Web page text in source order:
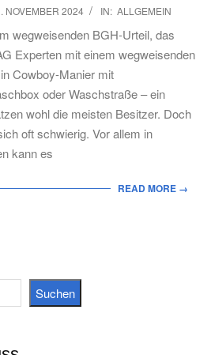
NOVEMBER 2024 IN: ALLGEMEIN
wegweisenden BGH-Urteil, das
Experten mit einem wegweisenden
Cowboy-Manier mit
oder Waschstraße – ein
wohl die meisten Besitzer. Doch
oft schwierig. Vor allem in
kann es
READ MORE →
Suchen